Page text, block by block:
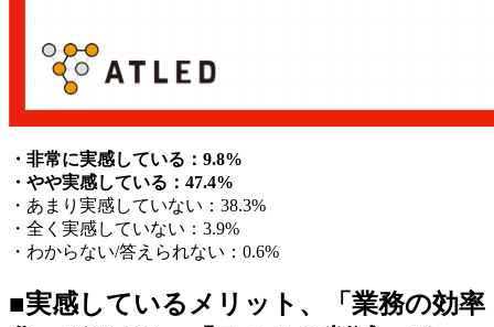
・非常に実感している：9.8%
・やや実感している：47.4%
・あまり実感していない：38.3%
・全く実感していない：3.9%
・わからない/答えられない：0.6%
■実感しているメリット、「業務の効率